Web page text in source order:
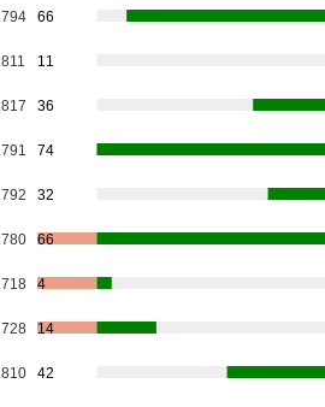
66
11
36
74
32
66
4
14
42